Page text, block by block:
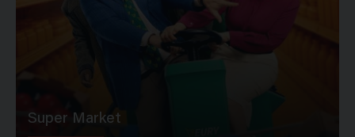
Super Market